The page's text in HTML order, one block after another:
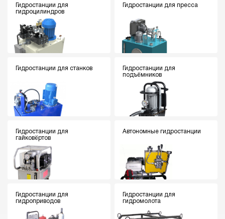
Гидростанции для
гидроцилиндров
Гидростанции для пресса
Гидростанции для станков
Гидростанции для
подъёмников
Гидростанции для
гайковёртов
Автономные гидростанции
Гидростанции для
гидроприводов
Гидростанции для
гидромолота